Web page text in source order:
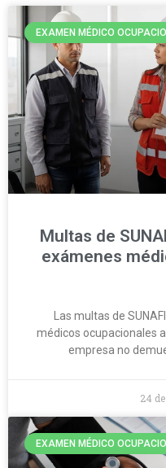
EXAMEN MÉDICO
Multas de
exámenes
Las multas de
médicos ocupacionales
empresa no
24
EXAMEN MÉDICO